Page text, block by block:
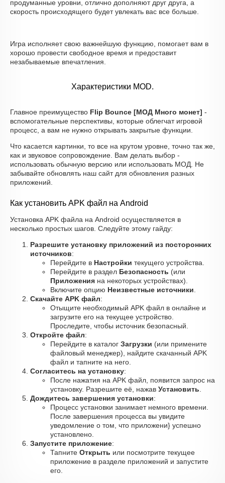
продуманные уровни, отлично дополняют друг друга, а
скорость происходящего будет увлекать вас все больше.
Игра исполняет свою важнейшую функцию, помогает вам в
хорошо провести свободное время и предоставит
незабываемые впечатления.
Характеристики MOD.
Главное преимущество Flip Bounce [МОД Много монет] -
вспомогательные перспективы, которые облегчат игровой
процесс, а вам не нужно открывать закрытые функции.
Что касается картинки, то все на крутом уровне, точно так же,
как и звуковое сопровождение. Вам делать выбор -
использовать обычную версию или использовать МОД. Не
забывайте обновлять наш сайт для обновления разных
приложений.
Как установить APK файл на Android
Установка APK файла на Android осуществляется в
несколько простых шагов. Следуйте этому гайду:
Разрешите установку приложений из посторонних
источников:
Перейдите в Настройки текущего устройства.
Перейдите в раздел Безопасность (или
Приложения на некоторых устройствах).
Включите опцию Неизвестные источники
Скачайте APK файл:
Отыщите необходимый APK файл в онлайне и
загрузите его на текущее устройство.
Проследите, чтобы источник безопасный.
Откройте файл:
Перейдите в каталог Загрузки (или примените
файловый менеджер), найдите скачанный APK
файл и тапните на него.
Согласитесь на установку:
После нажатия на APK файл, появится запрос на
установку. Разрешите её, нажав Установить
Дождитесь завершения установки:
Процесс установки занимает немного времени.
После завершения процесса вы увидите
уведомление о том, что приложени} успешно
установлено.
Запустите приложение:
Тапните Открыть или посмотрите текущее
приложение в разделе приложений и запустите
его.